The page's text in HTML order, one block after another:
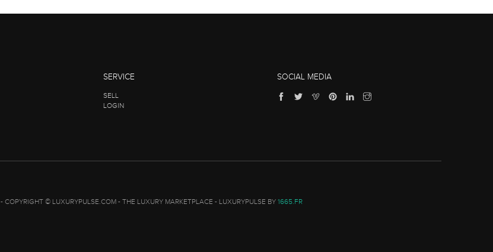
SERVICE
SELL
LOGIN
SOCIAL MEDIA
- COPYRIGHT © LUXURYPULSE.COM - THE LUXURY MARKETPLACE - LUXURYPULSE BY 1665.FR